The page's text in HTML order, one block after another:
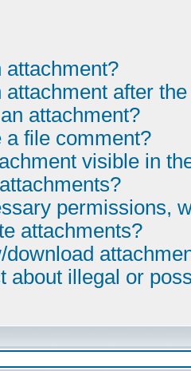
attachment?
attachment after
attachment?
a file comment?
visible in
permissions,
attachments?
about illegal or